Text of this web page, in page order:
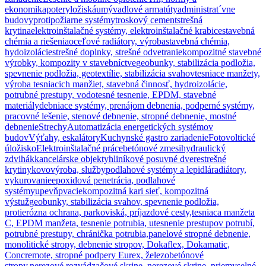
ekonomikapoteryložiskáumývadlové armatútyadministrat´vne
budovyprotipožiarne systémytroskový cementstrešná
krytinaelektroinštalačné systémy, elektroinštalačné krabicestavebná
chémia a riešeniaoceľové radiátory, výrobastavebná chémia,
hydoizoláciestrešné doplnky, strešné odvetraniekompozitné stavebné
výrobky, kompozity v stavebníctvegeobunky, stabilizácia podložia,
spevnenie podložia, geotextílie, stabilizácia svahovtesniace manžety,
výroba tesniacich manžiet, stavebná činnosť, hydroizolácie,
potrubné prestupy, vodotesné tesnenie, EPDM, stavebné
materiálydebniace systémy, prenájom debnenia, podperné systémy,
pracovné lešenie, stenové debnenie, stropné debnenie, mostné
debnenieStrechyAutomatizácia energetických systémov
budovVýťahy, eskalátoryKuchynské gastro zariadenieFotovoltické
úložiskoElektroinštalačné prácebetónové zmesihydraulický
zdvihákkancelárske objektyhliníkové posuvné dverestrešné
krytinykovovýroba, službypodlahové systémy a lepidláradiátory,
vykurovanieepoxidová penetrácia, podlahové
systémyupevňpvaciekompozitná kari sieť, kompozitná
výstužgeobunky, stabilizácia svahov, spevnenie podložia,
protierózna ochrana, parkoviská, príjazdové cesty,tesniaca manžeta
C, EPDM manžeta, tesnenie potrubia, utesnenie prestupov potrubí,
potrubné prestupy, chránička potrubia,panelové stropné debnenie,
monolitické stropy, debnenie stropov, Dokaflex, Dokamatic,
Concremote, stropné podpery Eurex, železobetónové